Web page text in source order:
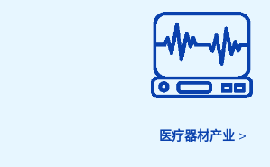
医疗器材产业>